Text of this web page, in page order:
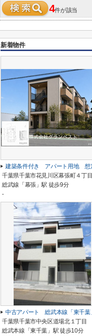
4件が該当
新着物件
千葉県千葉市花見川区幕張町４丁目
総武線「幕張」駅 徒歩9分
-
千葉県千葉市中央区道場北１丁目
総武本線「東千葉」駅 徒歩10分